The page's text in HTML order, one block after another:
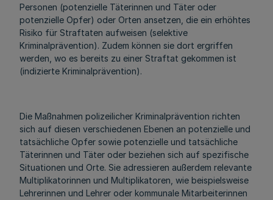
Personen (potenzielle Täterinnen und Täter oder
potenzielle Opfer) oder Orten ansetzen, die ein erhöhtes
Risiko für Straftaten aufweisen (selektive
Kriminalprävention). Zudem können sie dort ergriffen
werden, wo es bereits zu einer Straftat gekommen ist
(indizierte Kriminalprävention).
Die Maßnahmen polizeilicher Kriminalprävention richten
sich auf diesen verschiedenen Ebenen an potenzielle und
tatsächliche Opfer sowie potenzielle und tatsächliche
Täterinnen und Täter oder beziehen sich auf spezifische
Situationen und Orte. Sie adressieren außerdem relevante
Multiplikatorinnen und Multiplikatoren, wie beispielsweise
Lehrerinnen und Lehrer oder kommunale Mitarbeiterinnen